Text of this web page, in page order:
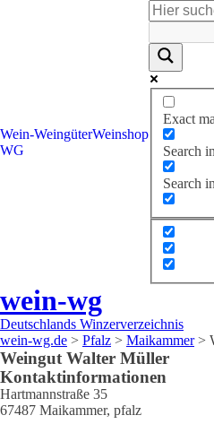
Wein-
WG
WeingüterWeinshop
Exact
Search
Search
wein-wg
Deutschlands Winzerverzeichnis
wein-wg.de > Pfalz > Maikammer>
Weingut Walter Müller
Kontaktinformationen
Hartmannstraße 35
67487 Maikammer, pfalz